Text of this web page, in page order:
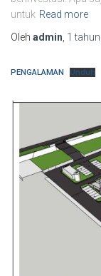
untuk Read more
Oleh admin 1 tahun
PENGALAMAN Unduh